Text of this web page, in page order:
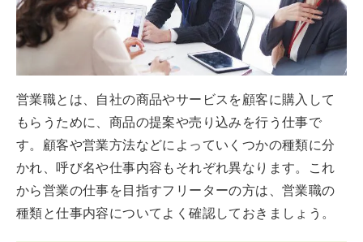
営業職とは、自社の商品やサービスを顧客に購入して
もらうために、商品の提案や売り込みを行う仕事で
す。顧客や営業方法などによっていくつかの種類に分
かれ、呼び名や仕事内容もそれぞれ異なります。これ
から営業の仕事を目指すフリーターの方は、営業職の
種類と仕事内容についてよく確認しておきましょう。